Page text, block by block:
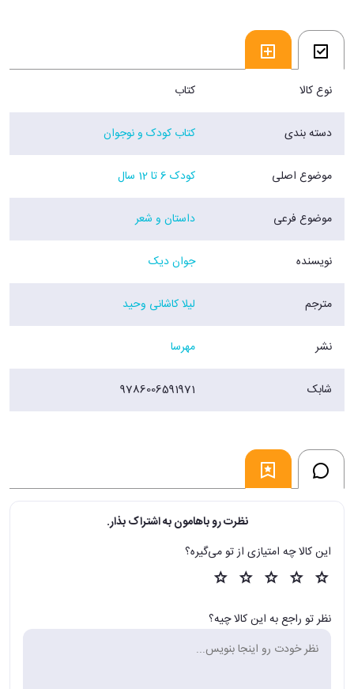
نوع کالا کتاب
دسته بندی کتاب کودک و نوجوان
موضوع اصلی کودک 6 تا 12 سال
موضوع فرعی داستان و شعر
نویسنده جوان دیک
مترجم لیلا کاشانی وحید
نشر مهرسا
شابک 9786006591971
نظرت رو باهامون به اشتراک بذار.
این کالا چه امتیازی از تو می‌گیره؟
نظر تو راجع به این کالا چیه؟